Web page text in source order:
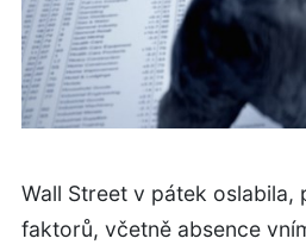
Wall Street v pátek
faktorů, včetně absence